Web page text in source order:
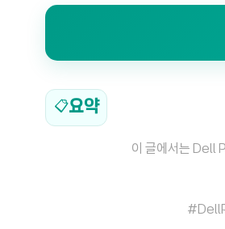
📋요약
이 글에서는 Dell